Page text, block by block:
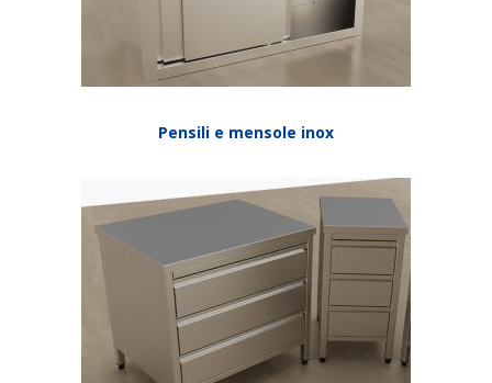
Pensili e mensole inox